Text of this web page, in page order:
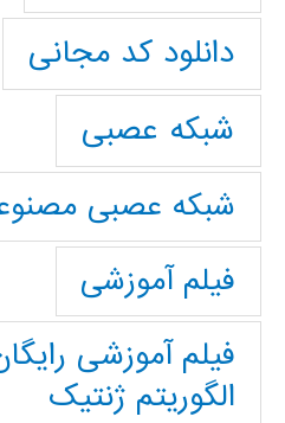
دانلود کد مجانی
شبکه عصبی
شبکه عصبی
فیلم آموزشی
فیلم آموزشی
الگوریتم ژنتیک